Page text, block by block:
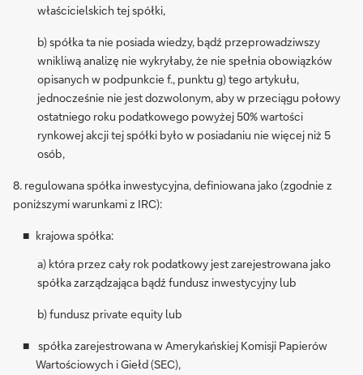
właścicielskich tej spółki,
b) spółka ta nie posiada wiedzy, bądź przeprowadziwszy
wnikliwą analizę nie wykryłaby, że nie spełnia obowiązków
opisanych w podpunkcie f., punktu g) tego artykułu,
jednocześnie nie jest dozwolonym, aby w przeciągu połowy
ostatniego roku podatkowego powyżej 50% wartości
rynkowej akcji tej spółki było w posiadaniu nie więcej niż 5
osób,
8. regulowana spółka inwestycyjna, definiowana jako (zgodnie z
poniższymi warunkami z IRC):
krajowa spółka:
a) która przez cały rok podatkowy jest zarejestrowana jako
spółka zarządzająca bądź fundusz inwestycyjny lub
b) fundusz private equity lub
spółka zarejestrowana w Amerykańskiej Komisji Papierów
Wartościowych i Giełd (SEC),